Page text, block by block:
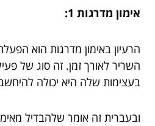
אימון מדרגות 1:
הרעיון באימון מדרגות הוא
השריר לאורך זמן. זה סוג של
בעצימות שלה היא יכולה
ובעברית זה אומר שלהבדיל